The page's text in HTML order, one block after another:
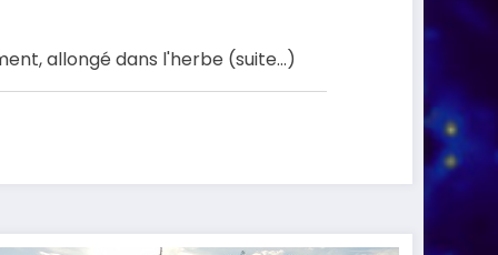
allongé dans l'herbe (suite…)